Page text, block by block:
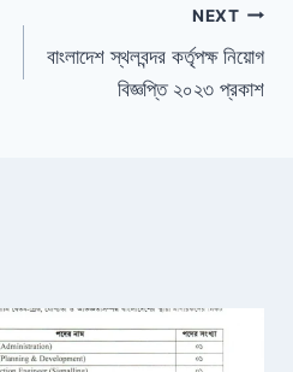
NEXT
বাংলাদেশ স্থলবন্দর কর্তৃপক্ষ নিয়োগ
বিজ্ঞপ্তি ২০২৩ প্রকাশ